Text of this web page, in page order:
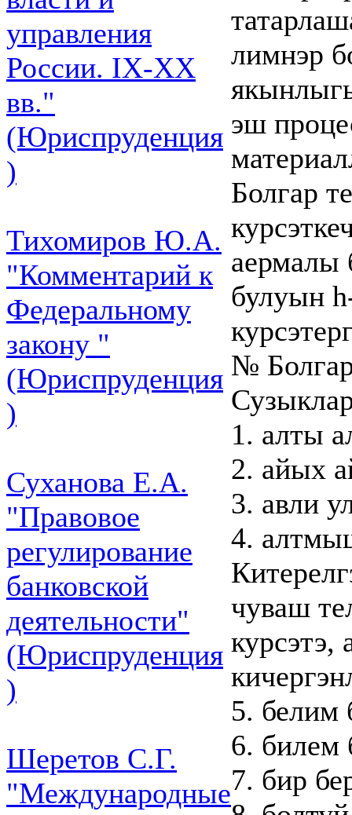
управления
России. IХ-ХХ
вв."
(Юриспруденция
)
Тихомиров Ю.А.
"Комментарий к
Федеральному
закону "
(Юриспруденция
)
Суханова Е.А.
"Правовое
регулирование
банковской
деятельности"
(Юриспруденция
)
Шеретов С.Г.
"Международные
лимнэр
эш
Болгар
аермалы
булуын
№
1. алты
2. айых
3. авли
4.
чуваш
курсэтэ,
5. белим
6. билем
7. бир